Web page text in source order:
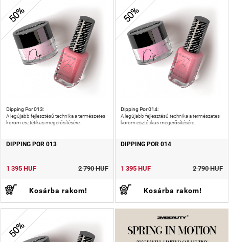
50%
Dipping Por 013:
A legújabb fejlesztésű technika a természetes
köröm esztétikus megerősítésére.
DIPPING POR 013
1 395 HUF 2 790 HUF
Kosárba rakom!
50%
Dipping Por 014:
A legújabb fejlesztésű technika a természetes
köröm esztétikus megerősítésére.
DIPPING POR 014
1 395 HUF 2 790 HUF
Kosárba rakom!
50%